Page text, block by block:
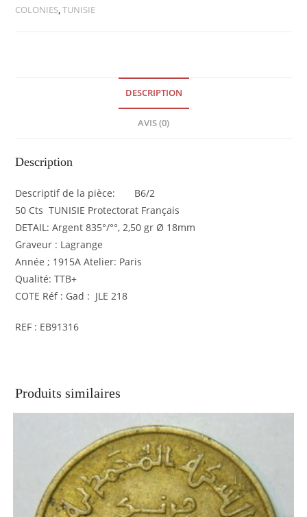
50
COLONIES,TUNISIE
DESCRIPTION
AVIS (0)
Description
Descriptif de la pièce: B6/2
50 Cts TUNISIE Protectorat Français
DETAIL: Argent 835°/°°, 2,50 gr Ø 18mm
Graveur : Lagrange
Année ; 1915A Atelier: Paris
Qualité: TTB+
COTE Réf : Gad : JLE 218
REF : EB91316
Produits similaires